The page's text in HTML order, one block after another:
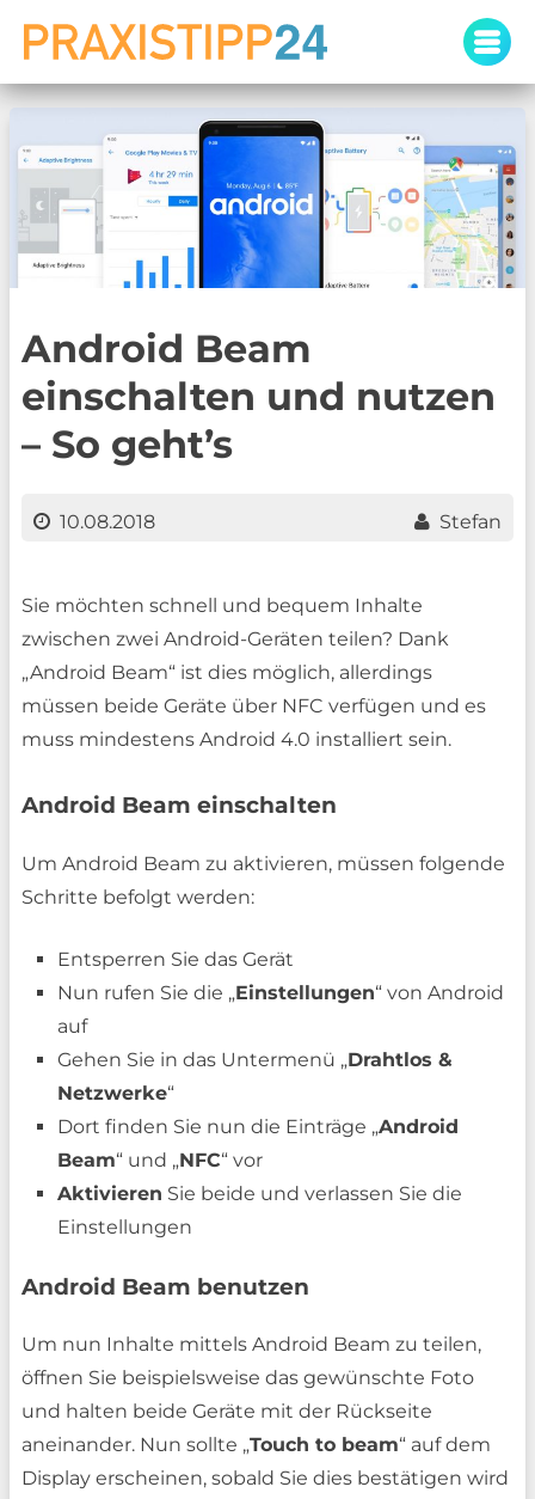
content
Android Beam
einschalten und nutzen
– So geht’s
10.08.2018 Stefan
Sie möchten schnell und bequem Inhalte
zwischen zwei Android-Geräten teilen? Dank
„Android Beam“ ist dies möglich, allerdings
müssen beide Geräte über NFC verfügen und es
muss mindestens Android 4.0 installiert sein.
Android Beam einschalten
Um Android Beam zu aktivieren, müssen folgende
Schritte befolgt werden:
Entsperren Sie das Gerät
Nun rufen Sie die „Einstellungen“ von Android
auf
Gehen Sie in das Untermenü „Drahtlos &
Netzwerke“
Dort finden Sie nun die Einträge „Android
Beam“ und „NFC“ vor
Aktivieren Sie beide und verlassen Sie die
Einstellungen
Android Beam benutzen
Um nun Inhalte mittels Android Beam zu teilen,
öffnen Sie beispielsweise das gewünschte Foto
und halten beide Geräte mit der Rückseite
aneinander. Nun sollte „Touch to beam“ auf dem
Display erscheinen, sobald Sie dies bestätigen wird